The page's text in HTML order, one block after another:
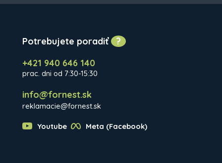
Potrebujete poradiť?
+421 940 646 140
prac. dni od 7:30-15:30
info@fornest.sk
reklamacie@fornest.sk
Youtube Meta (Facebook)